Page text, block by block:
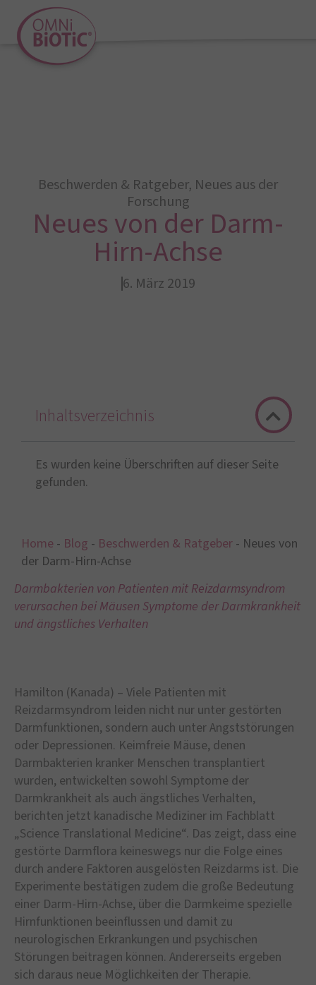
Beschwerden & Ratgeber, Neues aus der
Forschung
Neues von der Darm-
Hirn-Achse
6. März 2019
Home - Blog - Beschwerden & Ratgeber - Neues von
der Darm-Hirn-Achse
Darmbakterien von Patienten mit Reizdarmsyndrom
verursachen bei Mäusen Symptome der Darmkrankheit
und ängstliches Verhalten
Hamilton (Kanada) – Viele Patienten mit
Reizdarmsyndrom leiden nicht nur unter gestörten
Darmfunktionen, sondern auch unter Angststörungen
oder Depressionen. Keimfreie Mäuse, denen
Darmbakterien kranker Menschen transplantiert
wurden, entwickelten sowohl Symptome der
Darmkrankheit als auch ängstliches Verhalten,
berichten jetzt kanadische Mediziner im Fachblatt
„Science Translational Medicine“. Das zeigt, dass eine
gestörte Darmflora keineswegs nur die Folge eines
durch andere Faktoren ausgelösten Reizdarms ist. Die
Experimente bestätigen zudem die große Bedeutung
einer Darm-Hirn-Achse, über die Darmkeime spezielle
Hirnfunktionen beeinflussen und damit zu
neurologischen Erkrankungen und psychischen
Störungen beitragen können. Andererseits ergeben
sich daraus neue Möglichkeiten der Therapie.
Inhaltsverzeichnis
Es wurden keine Überschriften auf dieser Seite
gefunden.